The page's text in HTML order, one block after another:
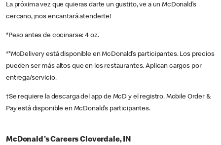
La próxima vez que quieras darte un gustito, ve a un McDonald’s
cercano, ¡nos encantará atenderte!
*Peso antes de cocinarse: 4 oz.
**McDelivery está disponible en McDonald’s participantes. Los precios
pueden ser más altos que en los restaurantes. Aplican cargos por
entrega/servicio.
†Se requiere la descarga del app de McD y el registro. Mobile Order &
Pay está disponible en McDonald’s participantes.
McDonald's Careers Cloverdale, IN